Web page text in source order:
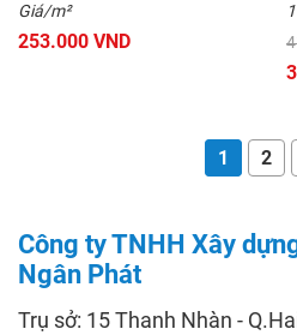
Giá/m²
253.000 VND
1 2
Công ty TNHH Xây
Ngân Phát
Trụ sở: 15 Thanh Nhàn -